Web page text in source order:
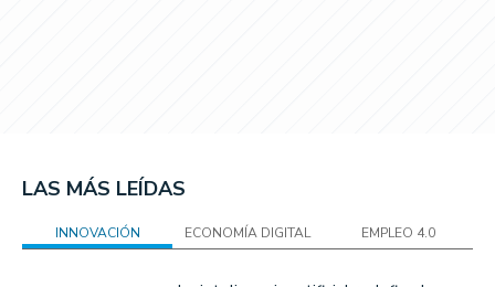
LAS MÁS LEÍDAS
INNOVACIÓN ECONOMÍA DIGITAL EMPLEO 4.0